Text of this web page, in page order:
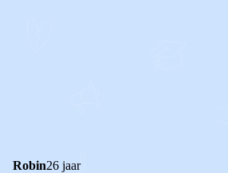
Robin26 jaar